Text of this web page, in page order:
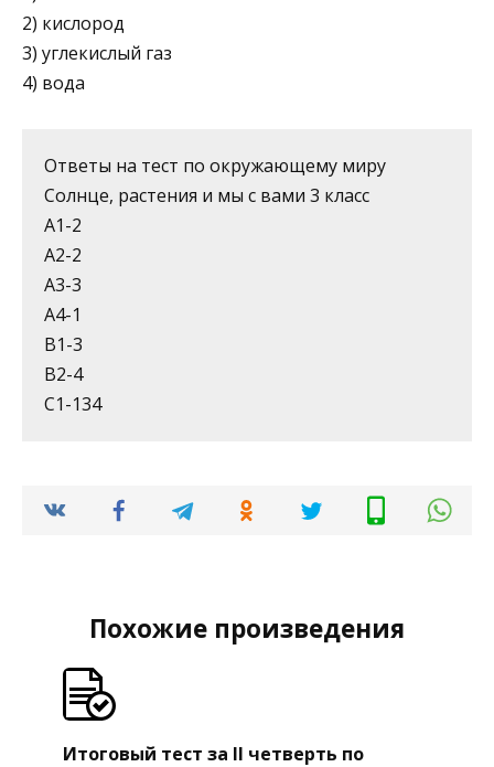
2) кислород
3) углекислый газ
4) вода
Ответы на тест по окружающему миру
Солнце, растения и мы с вами 3 класс
А1-2
А2-2
А3-3
А4-1
В1-3
В2-4
С1-134
Похожие произведения
Итоговый тест за II четверть по